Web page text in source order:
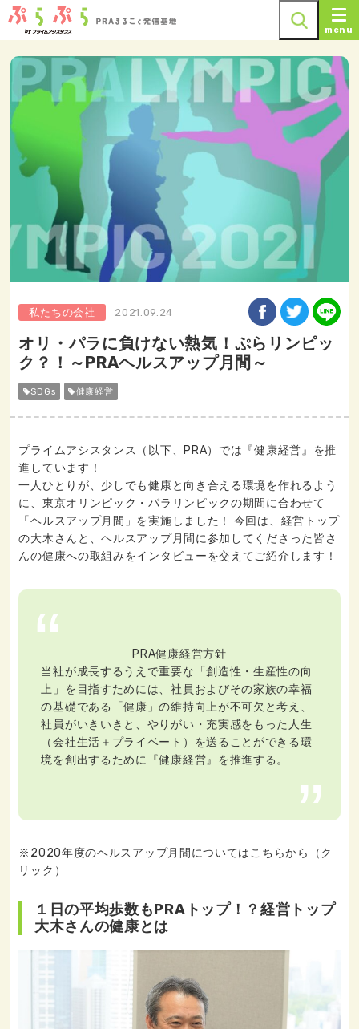
menu
私たちの会社 2021.09.24
オリ・パラに負けない熱気！ぷらリンピッ
ク？！～PRAヘルスアップ月間～
SDGs 健康経営
プライムアシスタンス（以下、PRA）では『健康経営』を推
進しています！
一人ひとりが、少しでも健康と向き合える環境を作れるよう
に、東京オリンピック・パラリンピックの期間に合わせて
「ヘルスアップ月間」を実施しました！ 今回は、経営トップ
の大木さんと、ヘルスアップ月間に参加してくださった皆さ
んの健康への取組みをインタビューを交えてご紹介します！
PRA健康経営方針
当社が成長するうえで重要な「創造性・生産性の向
上」を目指すためには、社員およびその家族の幸福
の基礎である「健康」の維持向上が不可欠と考え、
社員がいきいきと、やりがい・充実感をもった人生
（会社生活＋プライベート）を送ることができる環
境を創出するために『健康経営』を推進する。
※2020年度のヘルスアップ月間についてはこちらから（ク
リック）
１日の平均歩数もPRAトップ！？経営トップ
大木さんの健康とは